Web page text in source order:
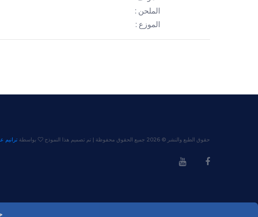
الملحن :
الموزع :
حقوق الطبع والنشر © 2026 جميع الحقوق محفوظة | تم تصميم هذا النموذج بواسطة ترانيم